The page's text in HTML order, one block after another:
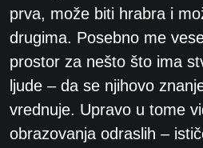
prva, može biti hrabra i
drugima. Posebno me
prostor za nešto što ima
ljude – da se njihovo
vrednuje. Upravo u tome
obrazovanja odraslih –